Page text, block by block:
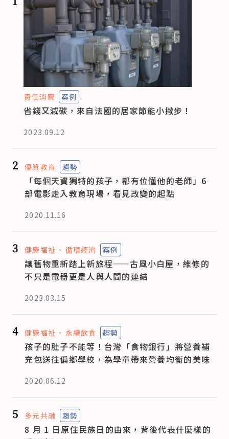
責任消費 案例
省錢又減碳，來自法國的居家節能小撇步！
2023.09.12
2 優質教育 趨勢
「每個天資獨特的孩子，都有位懂他的老師」6
部電影走入教育現場，看見改變的起點
2020.11.16
3 健康福祉 循環經濟 案例
讓舊物重新踏上新旅程——古風小白屋，維修的
不只是電器更是人與人間的連結
2023.03.15
4 健康福祉 永續飲食 趨勢
孩子的肚子不能等！台灣「食物銀行」將營養補
充包送往偏鄉學校，為學童帶來營養均衡的美味
2020.06.12
5 多元共融 趨勢
8 月 1 日原住民族日的由來，背後代表什麼樣的